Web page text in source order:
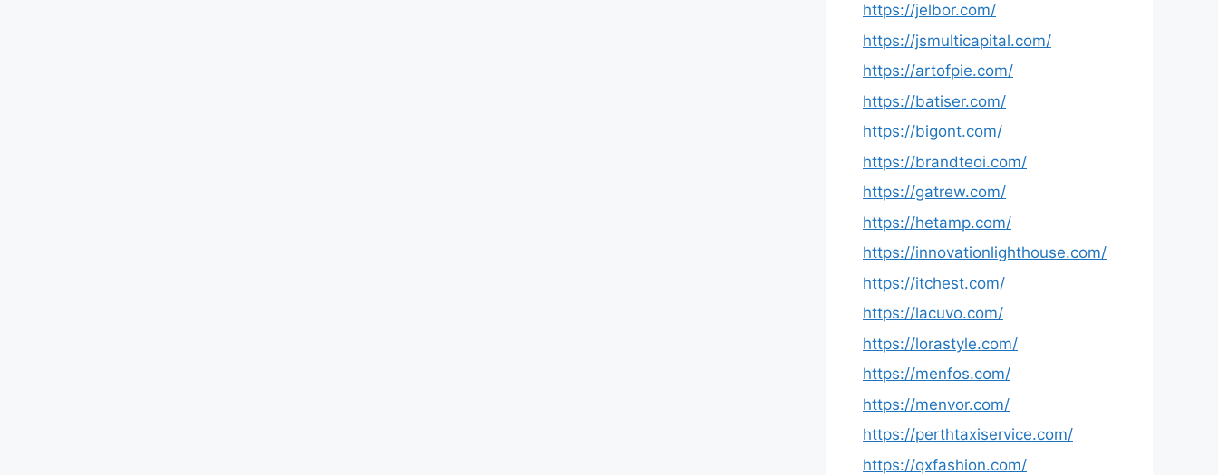
https://jelbor.com/
https://jsmulticapital.com/
https://artofpie.com/
https://batiser.com/
https://bigont.com/
https://brandteoi.com/
https://gatrew.com/
https://hetamp.com/
https://innovationlighthouse.com/
https://itchest.com/
https://lacuvo.com/
https://lorastyle.com/
https://menfos.com/
https://menvor.com/
https://perthtaxiservice.com/
https://qxfashion.com/